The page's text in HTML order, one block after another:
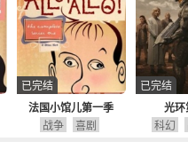
法国小馆儿第一季
已完结
战争 喜剧
光
已完结
科幻